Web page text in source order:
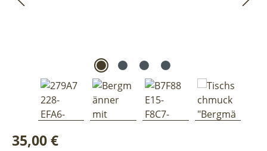
Regulärer Preis:
35,00 €